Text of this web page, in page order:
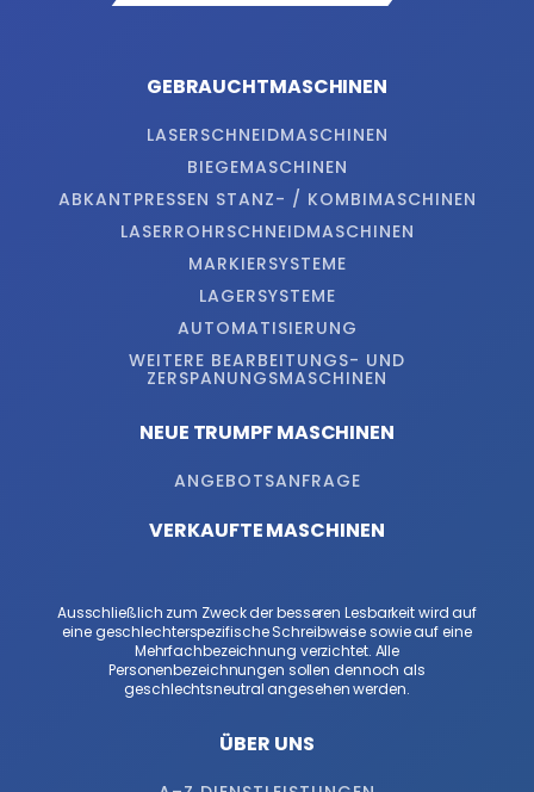
GEBRAUCHTMASCHINEN
LASERSCHNEIDMASCHINEN
BIEGEMASCHINEN
ABKANTPRESSEN STANZ- / KOMBIMASCHINEN
LASERROHRSCHNEIDMASCHINEN
MARKIERSYSTEME
LAGERSYSTEME
AUTOMATISIERUNG
WEITERE BEARBEITUNGS- UND
ZERSPANUNGSMASCHINEN
NEUE TRUMPF MASCHINEN
ANGEBOTSANFRAGE
VERKAUFTE MASCHINEN
Ausschließlich zum Zweck der besseren Lesbarkeit wird auf
eine geschlechterspezifische Schreibweise sowie auf eine
Mehrfachbezeichnung verzichtet. Alle
Personenbezeichnungen sollen dennoch als
geschlechtsneutral angesehen werden.
ÜBER UNS